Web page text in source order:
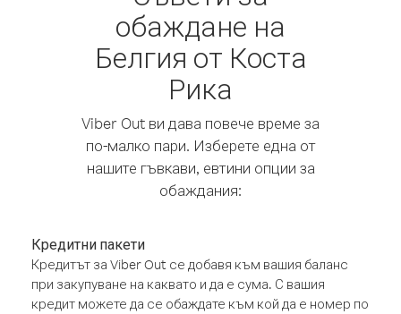
обаждане на
Белгия от Коста
Рика
Viber Out ви дава повече време за
по-малко пари. Изберете една от
нашите гъвкави, евтини опции за
обаждания:
Кредитни пакети
Кредитът за Viber Out се добавя към вашия баланс
при закупуване на каквато и да е сума. С вашия
кредит можете да се обаждате към кой да е номер по